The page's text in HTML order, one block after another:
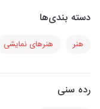
دسته بندی‌ها
هنر هنرهای نمایشی
رده سنی